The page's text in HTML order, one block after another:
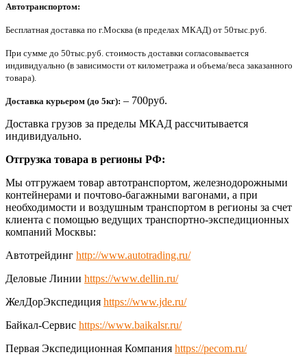
Автотранспортом:
Бесплатная доставка по г.Москва (в пределах МКАД) от 50тыс.руб.
При сумме до 50тыс.руб. стоимость доставки согласовывается
индивидуально (в зависимости от километража и объема/веса заказанного
товара).
Доставка курьером (до 5кг): – 700руб.
Доставка грузов за пределы МКАД рассчитывается
индивидуально.
Отгрузка товара в регионы РФ:
Мы отгружаем товар автотранспортом, железнодорожными
контейнерами и почтово-багажными вагонами, а при
необходимости и воздушным транспортом в регионы за счет
клиента с помощью ведущих транспортно-экспедиционных
компаний Москвы:
Автотрейдинг http://www.autotrading.ru/
Деловые Линии https://www.dellin.ru/
ЖелДорЭкспедиция https://www.jde.ru/
Байкал-Сервис https://www.baikalsr.ru/
Первая Экспедиционная Компания https://pecom.ru/